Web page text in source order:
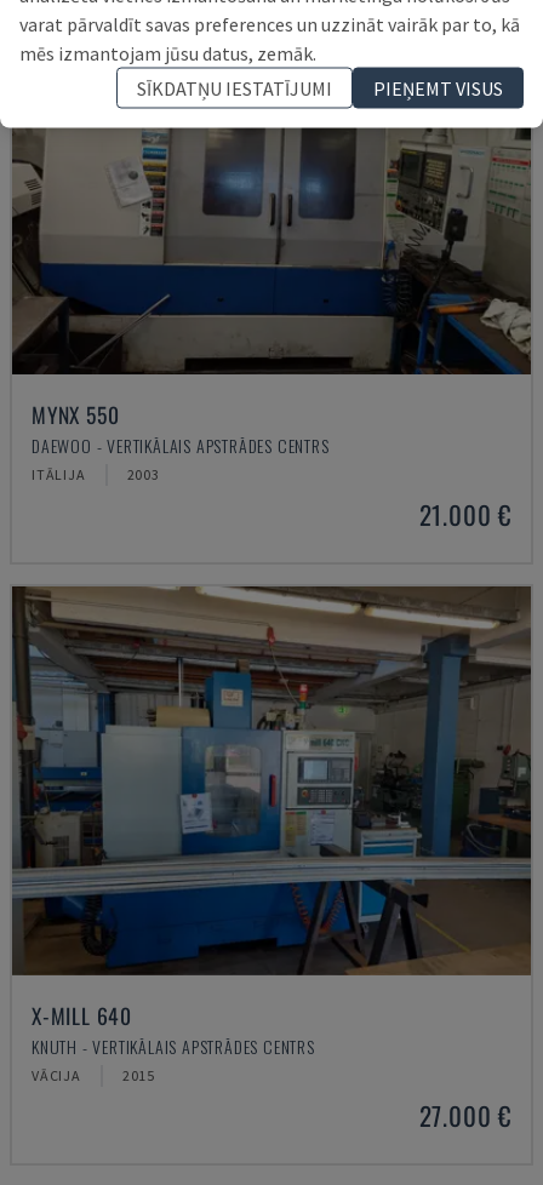
MYNX 550
DAEWOO - VERTIKĀLAIS APSTRĀDES CENTRS
ITĀLIJA 2003
21.000 €
X-MILL 640
KNUTH - VERTIKĀLAIS APSTRĀDES CENTRS
VĀCIJA 2015
27.000 €
varat pārvaldīt savas preferences un uzzināt vairāk par to, kā
mēs izmantojam jūsu datus, zemāk.
SĪKDATŅU IESTATĪJUMI
PIEŅEMT VISUS